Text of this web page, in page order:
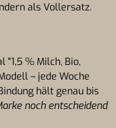
als Vollersatz.
% Milch, Bio,
– jede Woche
hält genau bis
noch entscheidend